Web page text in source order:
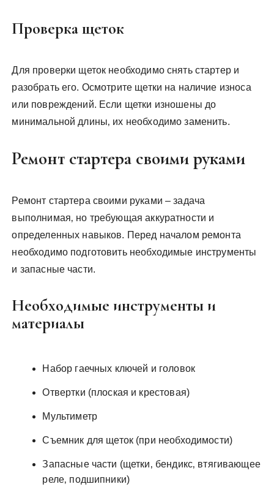
Проверка щеток
Для проверки щеток необходимо снять стартер и
разобрать его. Осмотрите щетки на наличие износа
или повреждений. Если щетки изношены до
минимальной длины‚ их необходимо заменить.
Ремонт стартера своими руками
Ремонт стартера своими руками – задача
выполнимая‚ но требующая аккуратности и
определенных навыков. Перед началом ремонта
необходимо подготовить необходимые инструменты
и запасные части.
Необходимые инструменты и
материалы
Набор гаечных ключей и головок
Отвертки (плоская и крестовая)
Мультиметр
Съемник для щеток (при необходимости)
Запасные части (щетки‚ бендикс‚ втягивающее
реле‚ подшипники)